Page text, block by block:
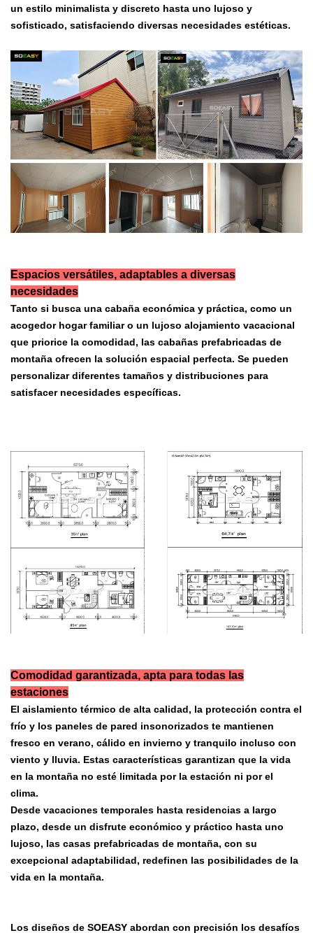
un estilo minimalista y discreto hasta uno lujoso y
sofisticado, satisfaciendo diversas necesidades estéticas.
Espacios versátiles, adaptables a diversas
necesidades
Tanto si busca una cabaña económica y práctica, como un
acogedor hogar familiar o un lujoso alojamiento vacacional
que priorice la comodidad, las cabañas prefabricadas de
montaña ofrecen la solución espacial perfecta. Se pueden
personalizar diferentes tamaños y distribuciones para
satisfacer necesidades específicas.
Comodidad garantizada, apta para todas las
estaciones
El aislamiento térmico de alta calidad, la protección contra el
frío y los paneles de pared insonorizados te mantienen
fresco en verano, cálido en invierno y tranquilo incluso con
viento y lluvia. Estas características garantizan que la vida
en la montaña no esté limitada por la estación ni por el
clima.
Desde vacaciones temporales hasta residencias a largo
plazo, desde un disfrute económico y práctico hasta uno
lujoso, las casas prefabricadas de montaña, con su
excepcional adaptabilidad, redefinen las posibilidades de la
vida en la montaña.
Los diseños de SOEASY abordan con precisión los desafíos